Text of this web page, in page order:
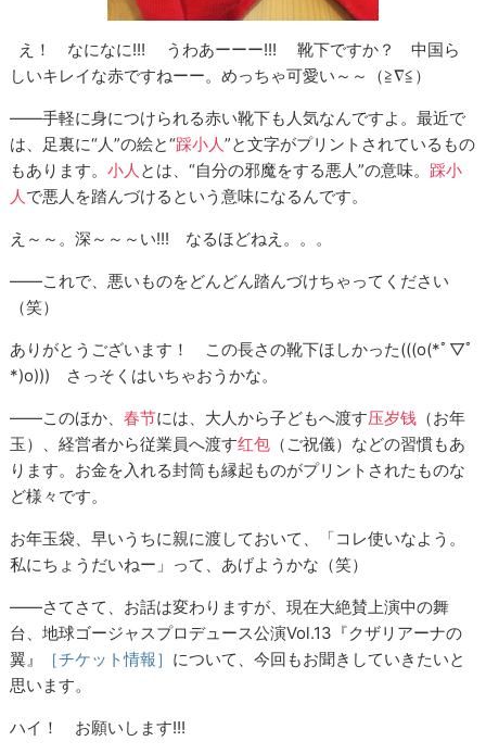
え！ なになに!!! うわあーーー!!! 靴下ですか？ 中国ら
しいキレイな赤ですねーー。めっちゃ可愛い～～（≧∇≦）
――手軽に身につけられる赤い靴下も人気なんですよ。最近で
は、足裏に“人”の絵と“踩小人”と文字がプリントされているもの
もあります。小人 とは、“自分の邪魔をする悪人”の意味。 踩小
人で悪人を踏んづけるという意味になるんです。
え～～。深～～～い!!! なるほどねえ。。。
――これで、悪いものをどんどん踏んづけちゃってください
（笑）
ありがとうございます！ この長さの靴下ほしかった(((o(*ﾟ▽ﾟ
*)o))) さっそくはいちゃおうかな。
――このほか、春节には、大人から子どもへ渡す压岁钱 （お年
玉）、経営者から従業員へ渡す红包 （ご祝儀）などの習慣もあ
ります。お金を入れる封筒も縁起ものがプリントされたものな
ど様々です。
お年玉袋、早いうちに親に渡しておいて、「コレ使いなよう。
私にちょうだいねー」って、あげようかな（笑）
――さてさて、お話は変わりますが、現在大絶賛上演中の舞
台、地球ゴージャスプロデュース公演Vol.13『クザリアーナの
翼』
［チケット情報］ について、今回もお聞きしていきたいと
思います。
ハイ！ お願いします!!!